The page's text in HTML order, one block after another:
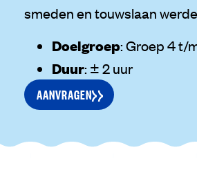
smeden en touwslaan
Doelgroep: Groep 4 t/
Duur: ± 2 uur
AANVRAGEN